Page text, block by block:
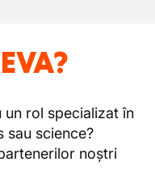
un rol specializat în
sau science?
noștri